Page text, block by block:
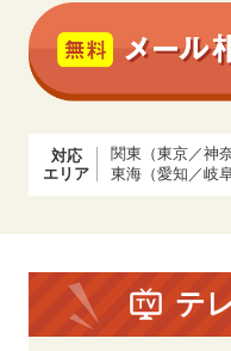
対応
エリア
関東（東京／神
東海（愛知／岐
テ